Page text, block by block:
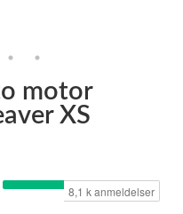
motor
XS